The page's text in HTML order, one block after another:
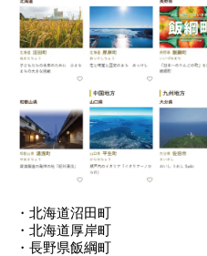
・北海道沼田町
・北海道厚岸町
・長野県飯綱町